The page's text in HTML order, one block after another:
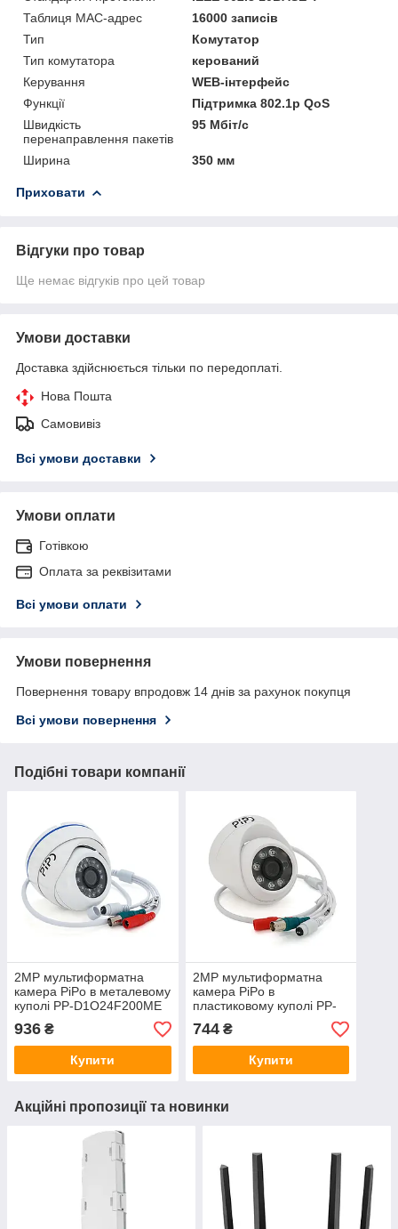
Таблиця MAC-адрес
16000 записів
Тип
Комутатор
Тип комутатора
керований
Керування
WEB-інтерфейс
Функції
Підтримка 802.1p QoS
Швидкість
перенаправлення пакетів
95 Мбіт/с
Ширина 350 мм
Приховати
Відгуки про товар
Ще немає відгуків про цей товар
Умови доставки
Доставка здійснюється тільки по передоплаті.
Нова Пошта
Самовивіз
Всі умови доставки
Умови оплати
Готівкою
Оплата за реквізитами
Всі умови оплати
Умови повернення
Повернення товару впродовж 14 днів за рахунок покупця
Всі умови повернення
Подібні товари компанії
2MP мультиформатна
камера PiPo в металевому
куполі PP-D1O24F200ME
2,8 (мм)
936 ₴
Купити
2MP мультиформатна
камера PiPo в
пластиковому куполі PP-
D1C06F200ME 2,8 (мм)
744₴
Купити
Акційні пропозиції та новинки